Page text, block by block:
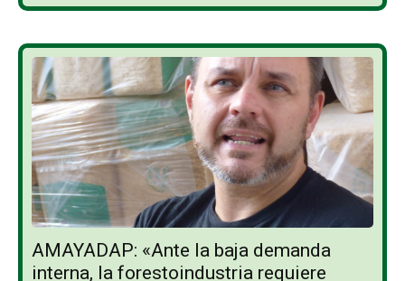
AMAYADAP: «Ante la baja demanda
interna, la forestoindustria requiere